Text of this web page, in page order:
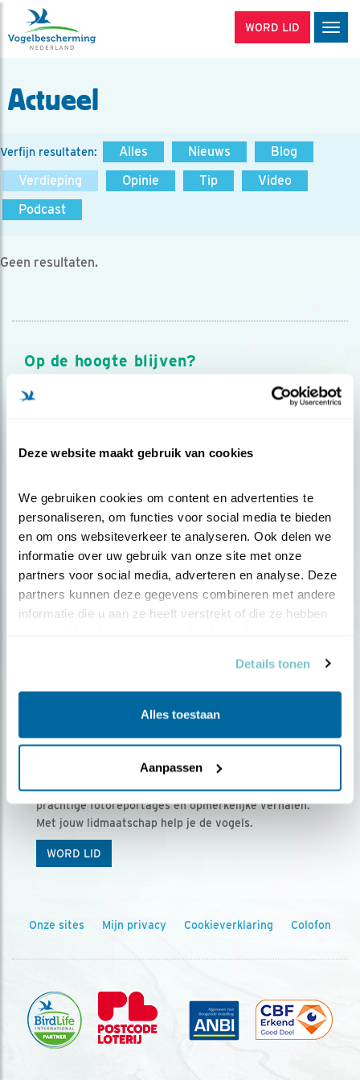
Deze website maakt gebruik van cookies
We gebruiken cookies om content en advertenties te
personaliseren, om functies voor social media te bieden
en om ons websiteverkeer te analyseren. Ook delen we
informatie over uw gebruik van onze site met onze
partners voor social media, adverteren en analyse. Deze
partners kunnen deze gegevens combineren met andere
informatie die u aan ze heeft verstrekt of die ze hebben
Details tonen
Alles toestaan
Aanpassen
WORD LID
Actueel
Verfijn resultaten: Alles Nieuws
Blog
Verdieping
Opinie Tip
Video
Podcast
Geen resultaten.
Op de hoogte blijven?
Meld je aan en ontvang nieuws, inspiratie, acties en tips
over vogels en activiteiten van Vogelbescherming.
Ontvang 5 x Vogels voor € 36,00 per jaar
Vogels is het tijdschrift voor onze leden, met
prachtige fotoreportages en opmerkelijke verhalen.
Met jouw lidmaatschap help je de vogels.
WORD LID
Onze sites Mijn privacy Cookieverklaring Colofon